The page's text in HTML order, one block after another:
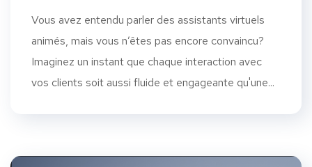
Vous avez entendu parler des assistants virtuels
animés, mais vous n’êtes pas encore convaincu?
Imaginez un instant que chaque interaction avec
vos clients soit aussi fluide et engageante qu'une...